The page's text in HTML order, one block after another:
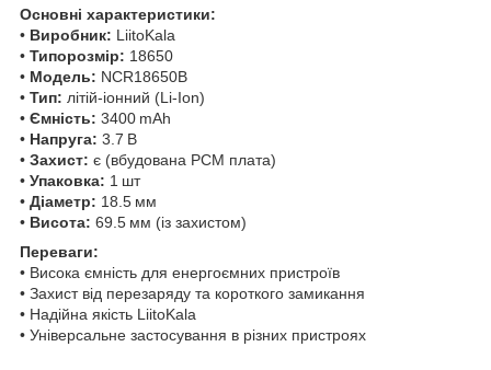
Основні характеристики:
• Виробник: LiitoKala
• Типорозмір: 18650
• Модель: NCR18650B
• Тип: літій-іонний (Li-Ion)
• Ємність: 3400 mAh
• Напруга: 3.7 В
• Захист: є (вбудована PCM плата)
• Упаковка: 1 шт
• Діаметр: 18.5 мм
• Висота: 69.5 мм (із захистом)
Переваги:
• Висока ємність для енергоємних пристроїв
• Захист від перезаряду та короткого замикання
• Надійна якість LiitoKala
• Універсальне застосування в різних пристроях